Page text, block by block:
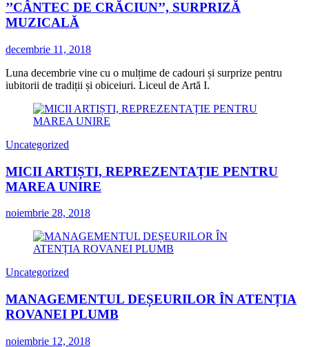
’’CÂNTEC DE CRĂCIUN’’, SURPRIZĂ
MUZICALĂ
decembrie 11, 2018
Luna decembrie vine cu o mulțime de cadouri și surprize pentru
iubitorii de tradiții și obiceiuri. Liceul de Artă I.
Uncategorized
MICII ARTIȘTI, REPREZENTAȚIE PENTRU
MAREA UNIRE
noiembrie 28, 2018
Uncategorized
MANAGEMENTUL DEȘEURILOR ÎN ATENȚIA
ROVANEI PLUMB
noiembrie 12, 2018